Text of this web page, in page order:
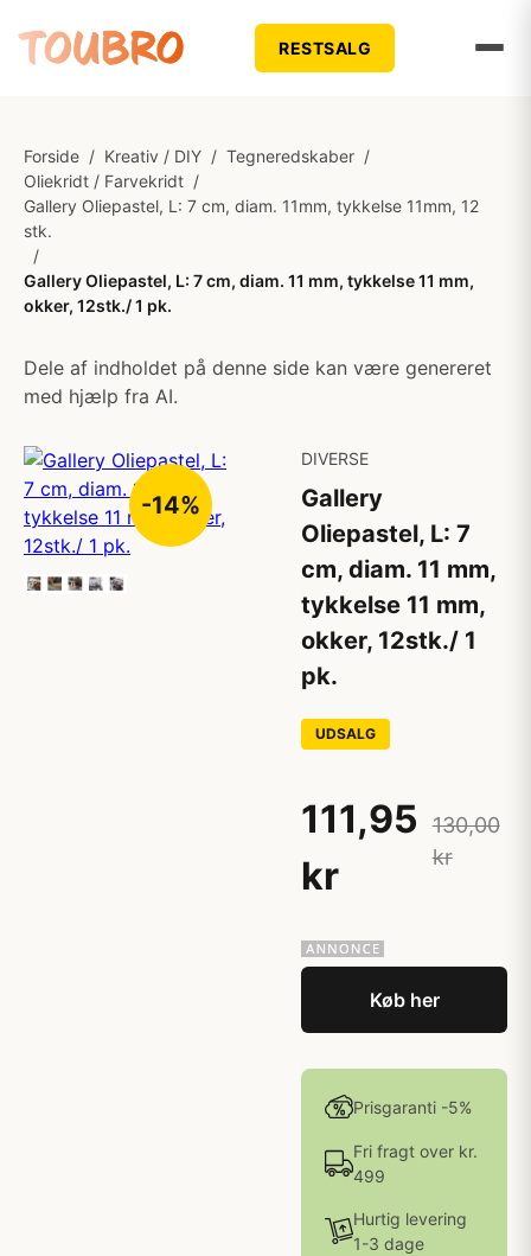
RESTSALG
Forside / Kreativ / DIY / Tegneredskaber /
Oliekridt / Farvekridt /
Gallery Oliepastel, L: 7 cm, diam. 11mm, tykkelse 11mm, 12
stk.
/
Gallery Oliepastel, L: 7 cm, diam. 11 mm, tykkelse 11 mm,
okker, 12stk./ 1 pk.
Dele af indholdet på denne side kan være genereret
med hjælp fra AI.
-14%
DIVERSE
Gallery
Oliepastel, L: 7
cm, diam. 11 mm,
tykkelse 11 mm,
okker, 12stk./ 1
pk.
UDSALG
111,95
kr
130,00
kr
Køb her
Prisgaranti -5%
Fri fragt over kr.
499
Hurtig levering
1-3 dage